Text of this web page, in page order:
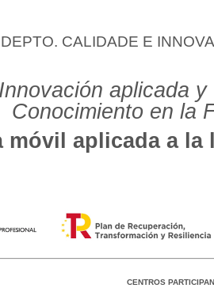
CALIDADE E
aplicada
Conocimiento en la
móvil aplicada a la
CENTROS